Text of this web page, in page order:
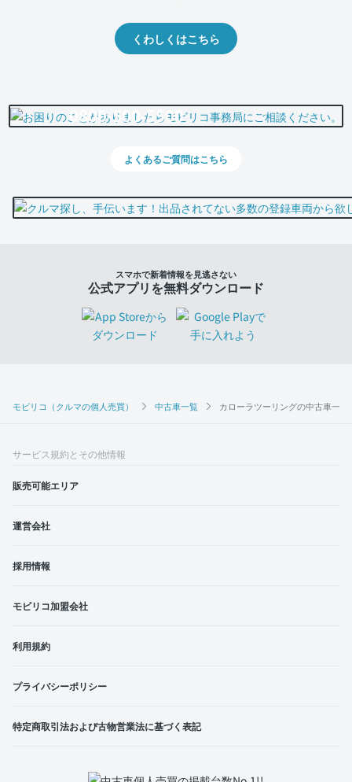
モビリコ（クルマの個人売買） 中古車一覧 カローラツーリングの中古車一覧
くわしくはこちら
0800-500-5500
よくあるご質問はこちら
スマホで新着情報を見逃さない
公式アプリを無料ダウンロード
サービス規約とその他情報
販売可能エリア
運営会社
採用情報
モビリコ加盟会社
利用規約
プライバシーポリシー
特定商取引法および古物営業法に基づく表記